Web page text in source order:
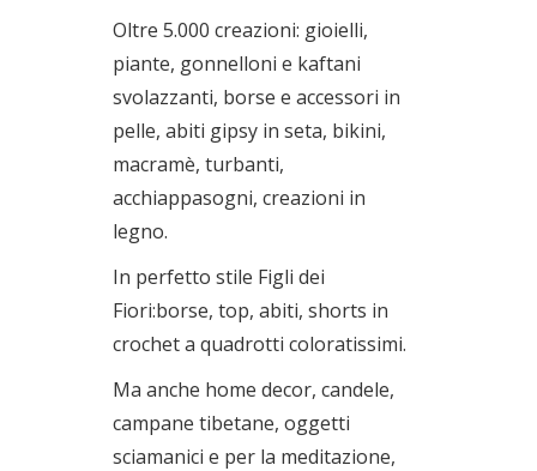
Oltre 5.000 creazioni: gioielli,
piante, gonnelloni e kaftani
svolazzanti, borse e accessori in
pelle, abiti gipsy in seta, bikini,
macramè, turbanti,
acchiappasogni, creazioni in
legno.
In perfetto stile Figli dei
Fiori:borse, top, abiti, shorts in
crochet a quadrotti coloratissimi.
Ma anche home decor, candele,
campane tibetane, oggetti
sciamanici e per la meditazione,